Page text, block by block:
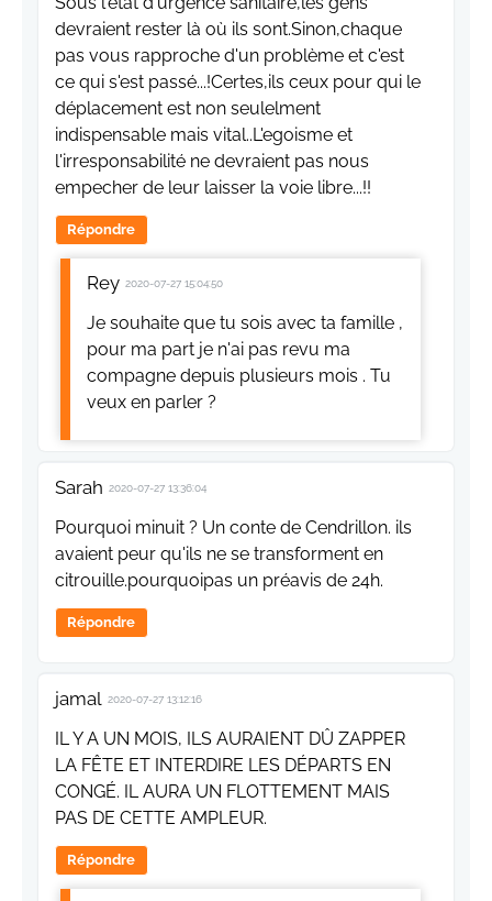
devraient rester là où ils sont.Sinon,chaque
pas vous rapproche d'un problème et c'est
ce qui s'est passé...!Certes,ils ceux pour qui le
déplacement est non seulelment
indispensable mais vital..L'egoisme et
l'irresponsabilité ne devraient pas nous
empecher de leur laisser la voie libre...!!
Répondre
Rey 2020-07-27 15:04:50
Je souhaite que tu sois avec ta famille ,
pour ma part je n'ai pas revu ma
compagne depuis plusieurs mois . Tu
veux en parler ?
Sarah 2020-07-27 13:36:04
Pourquoi minuit ? Un conte de Cendrillon. ils
avaient peur qu'ils ne se transforment en
citrouille.pourquoipas un préavis de 24h.
Répondre
jamal 2020-07-27 13:12:16
IL Y A UN MOIS, ILS AURAIENT DÛ ZAPPER
LA FÊTE ET INTERDIRE LES DÉPARTS EN
CONGÉ. IL AURA UN FLOTTEMENT MAIS
PAS DE CETTE AMPLEUR.
Répondre